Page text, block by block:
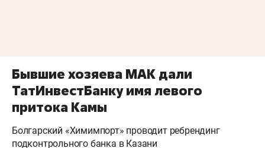
Бывшие хозяева МАК дали
ТатИнвестБанку имя левого
притока Камы
Болгарский «Химимпорт» проводит ребрендинг
подконтрольного банка в Казани